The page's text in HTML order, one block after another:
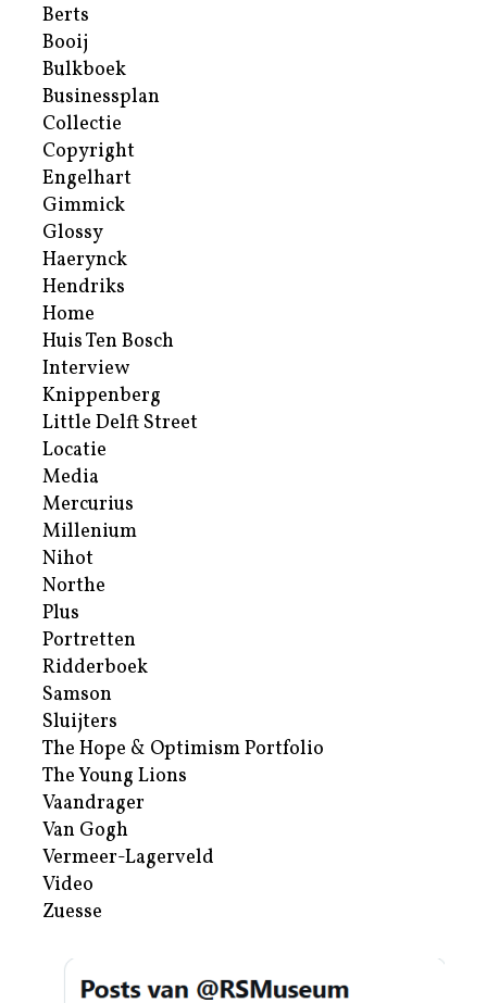
Berts
Booij
Bulkboek
Businessplan
Collectie
Copyright
Engelhart
Gimmick
Glossy
Haerynck
Hendriks
Home
Huis Ten Bosch
Interview
Knippenberg
Little Delft Street
Locatie
Media
Mercurius
Millenium
Nihot
Northe
Plus
Portretten
Ridderboek
Samson
Sluijters
The Hope & Optimism Portfolio
The Young Lions
Vaandrager
Van Gogh
Vermeer-Lagerveld
Video
Zuesse